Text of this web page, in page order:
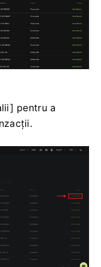
și tipul
pentru a